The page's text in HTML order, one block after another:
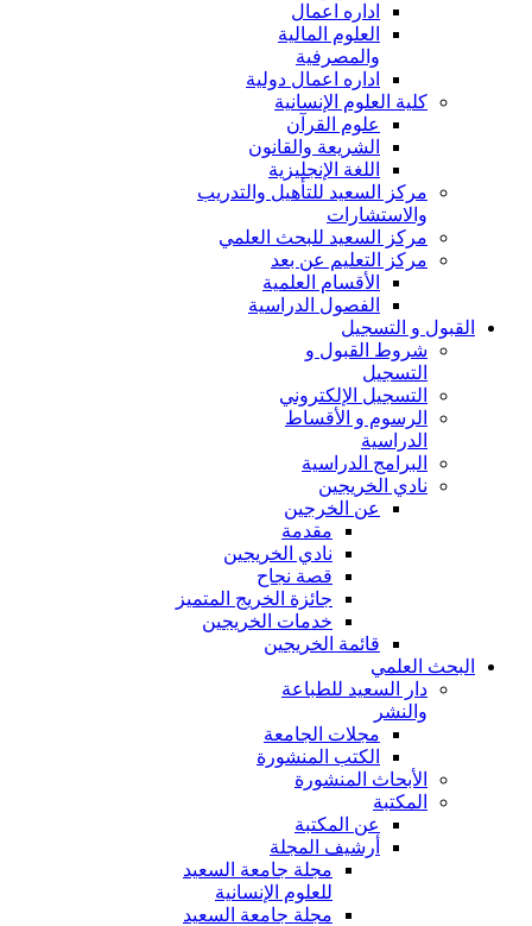
اداره اعمال
العلوم المالية
والمصرفية
اداره اعمال دولية
كلية العلوم الإنسانية
علوم القرآن
الشريعة والقانون
اللغة الإنجليزية
مركز السعيد للتأهيل والتدريب
والاستشارات
مركز السعيد للبحث العلمي
مركز التعليم عن بعد
الأقسام العلمية
الفصول الدراسية
القبول و التسجيل
شروط القبول و
التسجيل
التسجيل الإلكتروني
الرسوم و الأقساط
الدراسية
البرامج الدراسية
نادي الخريجين
عن الخرجين
مقدمة
نادي الخريجين
قصة نجاح
جائزة الخريج المتميز
خدمات الخريجين
قائمة الخريجين
البحث العلمي
دار السعيد للطباعة
والنشر
مجلات الجامعة
الكتب المنشورة
الأبحاث المنشورة
المكتبة
عن المكتبة
أرشيف المجلة
مجلة جامعة السعيد
للعلوم الإنسانية
مجلة جامعة السعيد